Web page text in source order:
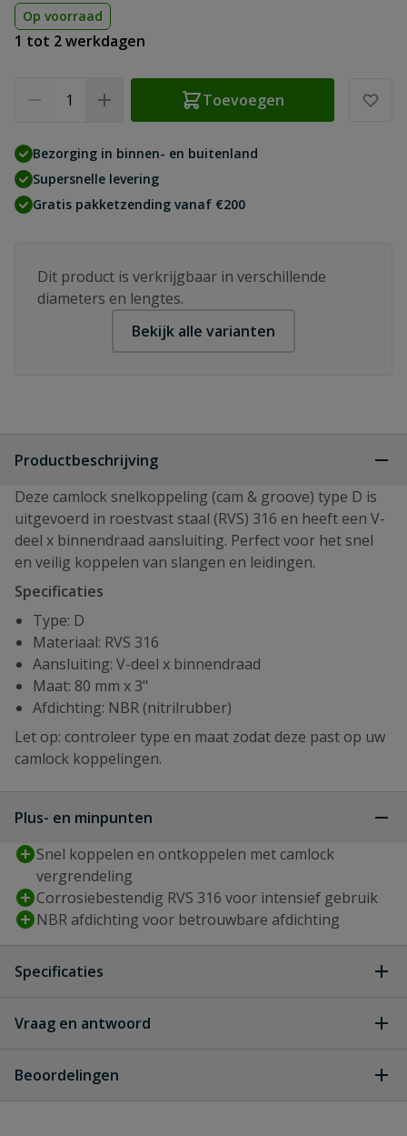
Op voorraad
1 tot 2 werkdagen
Toevoegen
Bezorging in binnen- en buitenland
Supersnelle levering
Gratis pakketzending vanaf €200
Dit product is verkrijgbaar in verschillende
diameters en lengtes.
Bekijk alle varianten
Productbeschrijving
Deze camlock snelkoppeling (cam & groove) type D is
uitgevoerd in roestvast staal (RVS) 316 en heeft een V-
deel x binnendraad aansluiting. Perfect voor het snel
en veilig koppelen van slangen en leidingen.
Specificaties
Type: D
Materiaal: RVS 316
Aansluiting: V-deel x binnendraad
Maat: 80 mm x 3"
Afdichting: NBR (nitrilrubber)
Let op: controleer type en maat zodat deze past op uw
camlock koppelingen.
Plus- en minpunten
Snel koppelen en ontkoppelen met camlock
vergrendeling
Corrosiebestendig RVS 316 voor intensief gebruik
NBR afdichting voor betrouwbare afdichting
Specificaties
Type aansluiting binnendraad, camlock v-deel
Vraag en antwoord
Beoordelingen